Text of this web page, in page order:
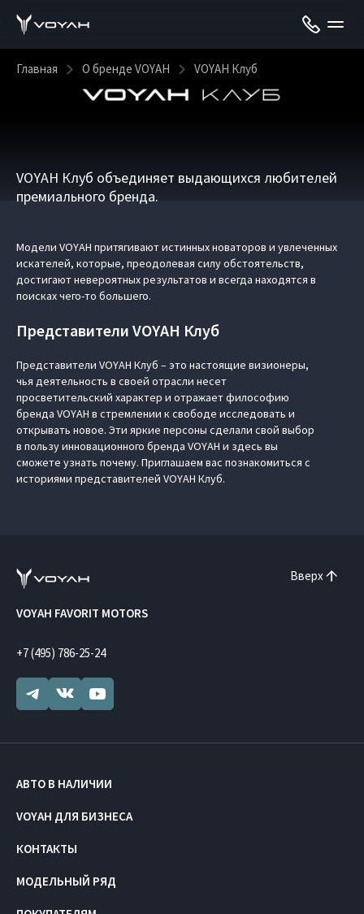
Главная О бренде VOYAH VOYAH Клуб
VOYAH Клуб объединяет выдающихся любителей
премиального бренда.
Модели VOYAH притягивают истинных новаторов и увлеченных
искателей, которые, преодолевая силу обстоятельств,
достигают невероятных результатов и всегда находятся в
поисках чего-то большего.
Представители VOYAH Клуб
Представители VOYAH Клуб – это настоящие визионеры,
чья деятельность в своей отрасли несет
просветительский характер и отражает философию
бренда VOYAH в стремлении к свободе исследовать и
открывать новое. Эти яркие персоны сделали свой выбор
в пользу инновационного бренда VOYAH и здесь вы
сможете узнать почему. Приглашаем вас познакомиться с
историями представителей VOYAH Клуб.
Вверх
VOYAH FAVORIT MOTORS
+7 (495) 786-25-24
АВТО В НАЛИЧИИ
VOYAH ДЛЯ БИЗНЕСА
КОНТАКТЫ
МОДЕЛЬНЫЙ РЯД